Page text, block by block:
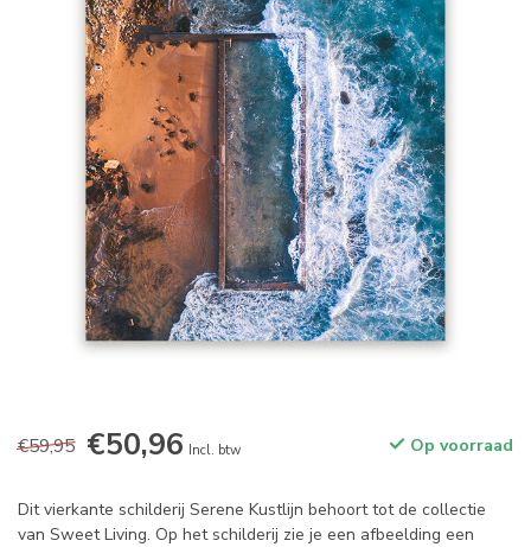
€59,95 €50,96 Incl. btw Op voorraad
Dit vierkante schilderij Serene Kustlijn behoort tot de collectie
van Sweet Living. Op het schilderij zie je een afbeelding een